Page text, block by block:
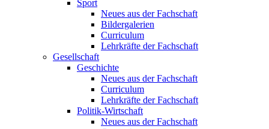
Sport
Neues aus der Fachschaft
Bildergalerien
Curriculum
Lehrkräfte der Fachschaft
Gesellschaft
Geschichte
Neues aus der Fachschaft
Curriculum
Lehrkräfte der Fachschaft
Politik-Wirtschaft
Neues aus der Fachschaft